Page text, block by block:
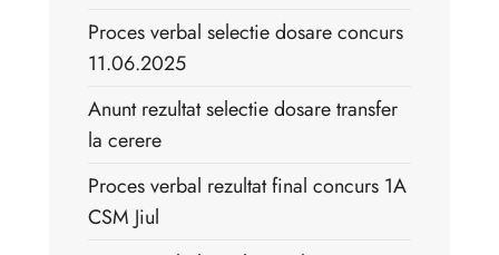
Proces verbal selectie dosare concurs
11.06.2025
Anunt rezultat selectie dosare transfer
la cerere
Proces verbal rezultat final concurs 1A
CSM Jiul